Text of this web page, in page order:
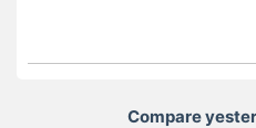
Compare